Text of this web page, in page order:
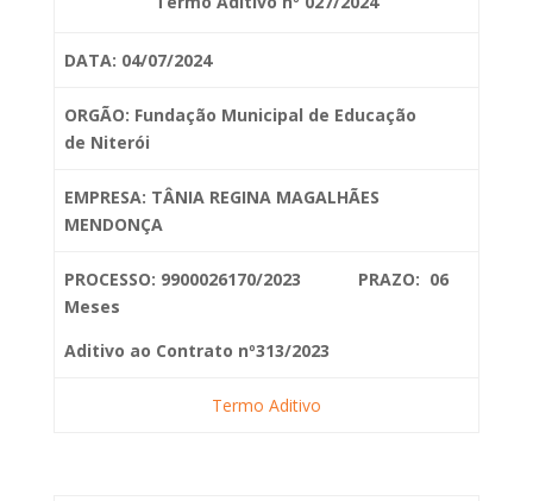
DATA: 04/07/2024
ORGÃO: Fundação Municipal de Educação
de Niterói
EMPRESA: TÂNIA REGINA MAGALHÃES
MENDONÇA
PROCESSO: 9900026170/2023 PRAZO: 06
Meses
Aditivo ao Contrato nº313/2023
Termo Aditivo